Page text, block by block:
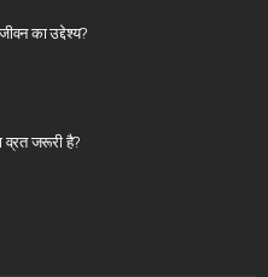
का उद्देश्य?
व्रत जरूरी है?